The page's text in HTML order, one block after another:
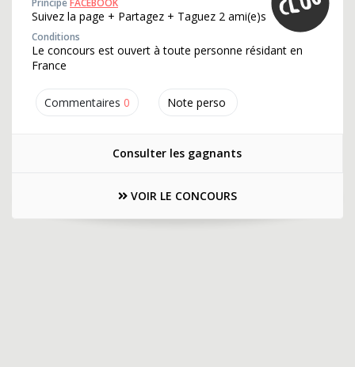
Commentaires 0 Note perso
PrincipeFACEBOOK
Suivez la page + Partagez + Taguez 2 ami(e)s
Conditions
Le concours est ouvert à toute personne résidant en
France
Consulter les gagnants
VOIR LE CONCOURS